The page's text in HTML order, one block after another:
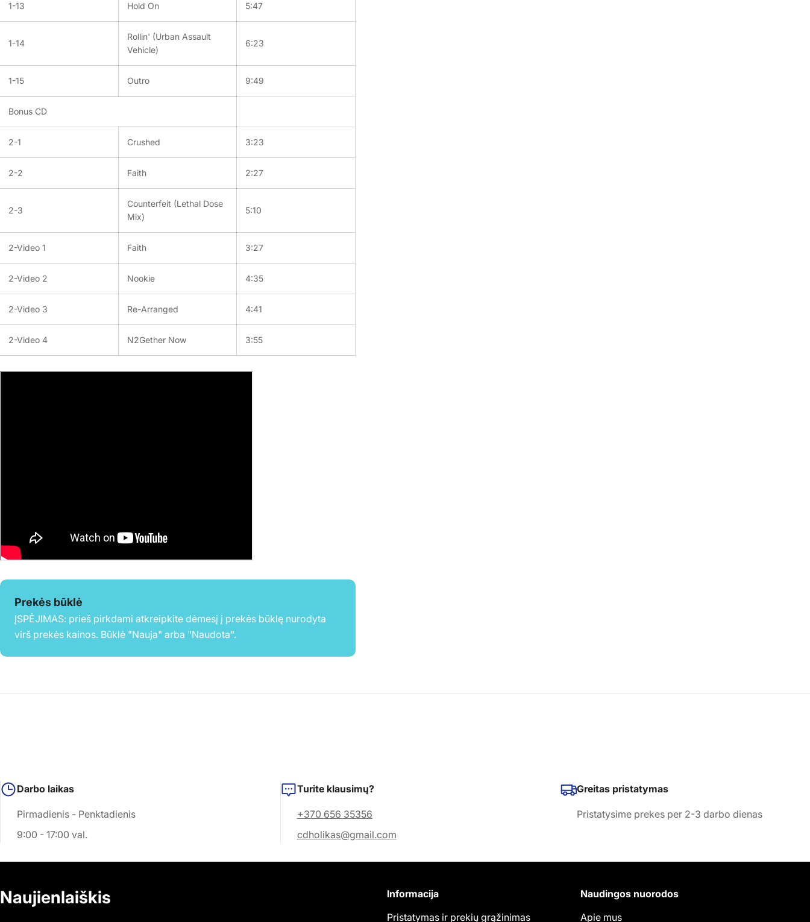
1-13 Hold On 5:47
1-14
Rollin' (Urban Assault
Vehicle)
6:23
1-15 Outro 9:49
Bonus CD
2-1 Crushed 3:23
2-2 Faith 2:27
2-3
Counterfeit (Lethal Dose
Mix)
5:10
2-Video 1 Faith 3:27
2-Video 2 Nookie 4:35
2-Video 3 Re-Arranged 4:41
2-Video 4 N2Gether Now 3:55
Prekės būklė
ĮSPĖJIMAS: prieš pirkdami atkreipkite dėmesį į prekės būklę nurodyta
virš prekės kainos. Būklė "Nauja" arba "Naudota".
Darbo laikas
Pirmadienis - Penktadienis
9:00 - 17:00 val.
Turite klausimų?
+370 656 35356
cdholikas@gmail.com
Greitas pristatymas
Pristatysime prekes per 2-3 darbo dienas
Naujienlaiškis
Informacija
Pristatymas ir prekių grąžinimas
Naudingos nuorodos
Apie mus